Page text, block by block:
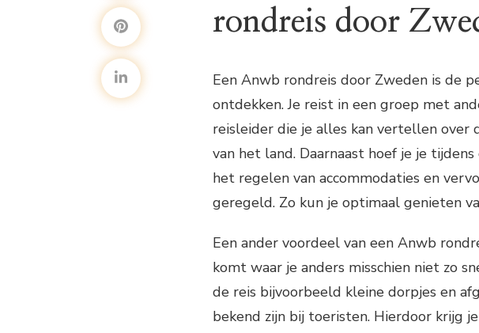
rondreis door
Een Anwb rondreis door Zweden is de
ontdekken. Je reist in een groep met
reisleider die je alles kan vertellen over
van het land. Daarnaast hoef je je
het regelen van accommodaties en
geregeld. Zo kun je optimaal genieten
Een ander voordeel van een Anwb
komt waar je anders misschien niet zo
de reis bijvoorbeeld kleine dorpjes en
bekend zijn bij toeristen. Hierdoor krijg